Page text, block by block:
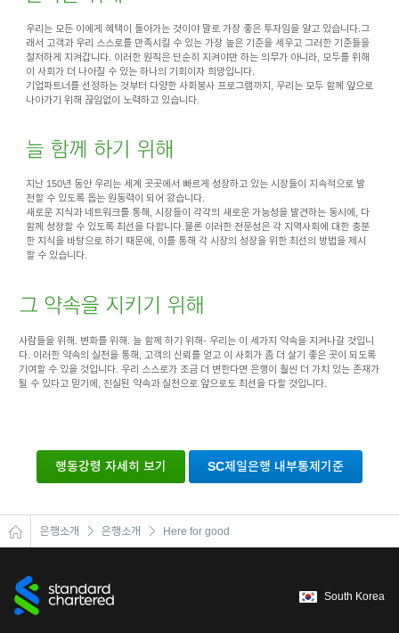
우리는 모든 이에게 혜택이 돌아가는 것이야 말로 가장 좋은 투자임을 알고 있습니다. 그
래서 고객과 우리 스스로를 만족시킬 수 있는 가장 높은 기준을 세우고 그러한 기준들을
철저하게 지켜갑니다. 이러한 원칙은 단순히 지켜야만 하는 의무가 아니라, 모두를 위해
이 사회가 더 나아질 수 있는 하나의 기회이자 희망입니다.
기업파트너를 선정하는 것부터 다양한 사회봉사 프로그램까지, 우리는 모두 함께 앞으로
나아가기 위해 끊임없이 노력하고 있습니다.
지난 150년 동안 우리는 세계 곳곳에서 빠르게 성장하고 있는 시장들이 지속적으로 발
전할 수 있도록 돕는 원동력이 되어 왔습니다.
새로운 지식과 네트워크를 통해, 시장들이 각각의 새로운 가능성을 발견하는 동시에, 다
함께 성장할 수 있도록 최선을 다합니다.물론 이러한 전문성은 각 지역사회에 대한 충분
한 지식을 바탕으로 하기 때문에, 이를 통해 각 시장의 성장을 위한 최선의 방법을 제시
할 수 있습니다.
사람들을 위해. 변화를 위해. 늘 함께 하기 위해- 우리는 이 세가지 약속을 지켜나갈 것입니
다. 이러한 약속의 실천을 통해, 고객의 신뢰를 얻고 이 사회가 좀 더 살기 좋은 곳이 되도록
기여할 수 있을 것입니다. 우리 스스로가 조금 더 변한다면 은행이 훨씬 더 가치 있는 존재가
될 수 있다고 믿기에, 진실된 약속과 실천으로 앞으로도 최선을 다할 것입니다.
행동강령 자세히 보기 SC제일은행 내부통제기준
은행소개 은행소개 Here for good
South Korea